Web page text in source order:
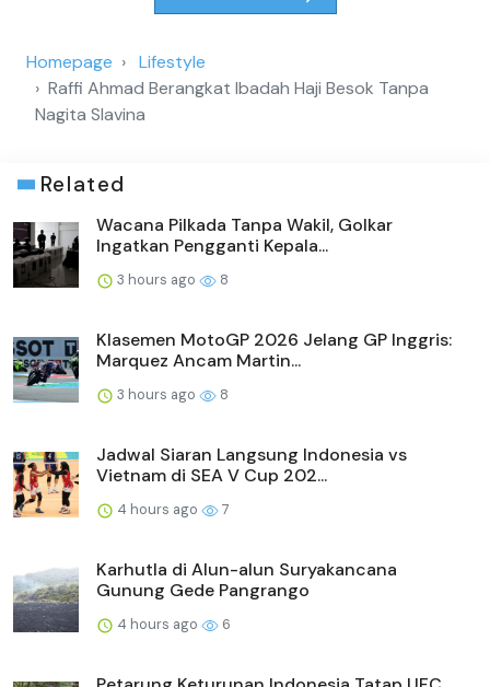
Homepage
Lifestyle
Raffi Ahmad Berangkat Ibadah Haji Besok Tanpa
Nagita Slavina
Related
Wacana Pilkada Tanpa Wakil, Golkar
Ingatkan Pengganti Kepala...
3 hours ago 8
Klasemen MotoGP 2026 Jelang GP Inggris:
Marquez Ancam Martin...
3 hours ago 8
Jadwal Siaran Langsung Indonesia vs
Vietnam di SEA V Cup 202...
4 hours ago 7
Karhutla di Alun-alun Suryakancana
Gunung Gede Pangrango
4 hours ago 6